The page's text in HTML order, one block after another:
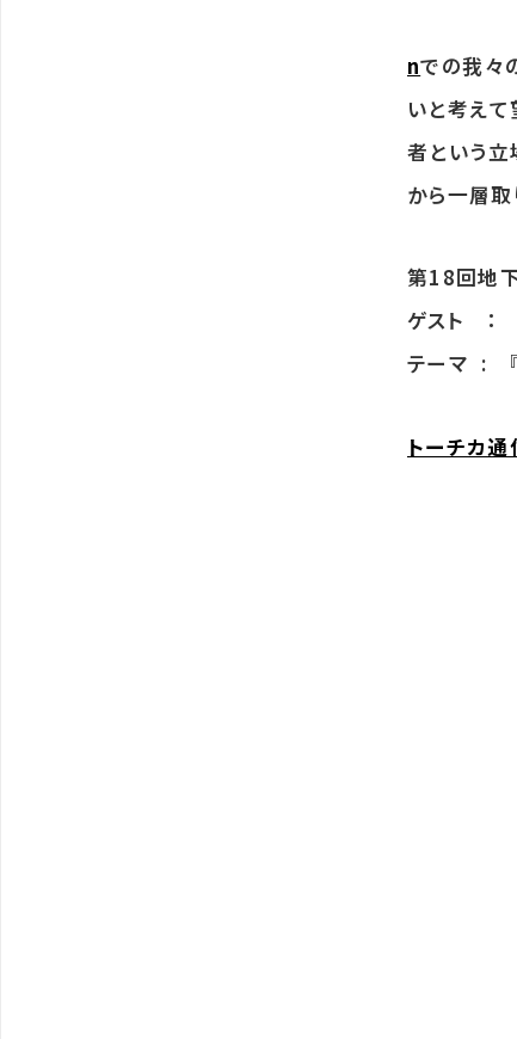
nでの我々
いと考え
者という立
から一層取
第18回地
ゲスト ：
テーマ :
トーチカ通